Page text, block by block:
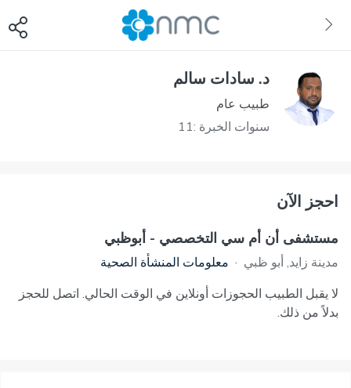
د. سادات سالم
طبيب عام
سنوات الخبرة :11
احجز الآن
مستشفى أن أم سي التخصصي - أبوظبي
مدينة زايد, أبو ظبي · معلومات المنشأة الصحية
لا يقبل الطبيب الحجوزات أونلاين في الوقت الحالي. اتصل للحجز
بدلاً من ذلك.